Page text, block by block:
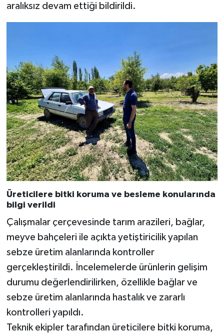
aralıksız devam ettiği bildirildi.
Üreticilere bitki koruma ve besleme konularında
bilgi verildi
Çalışmalar çerçevesinde tarım arazileri, bağlar,
meyve bahçeleri ile açıkta yetiştiricilik yapılan
sebze üretim alanlarında kontroller
gerçekleştirildi. İncelemelerde ürünlerin gelişim
durumu değerlendirilirken, özellikle bağlar ve
sebze üretim alanlarında hastalık ve zararlı
kontrolleri yapıldı.
Teknik ekipler tarafından üreticilere bitki koruma,